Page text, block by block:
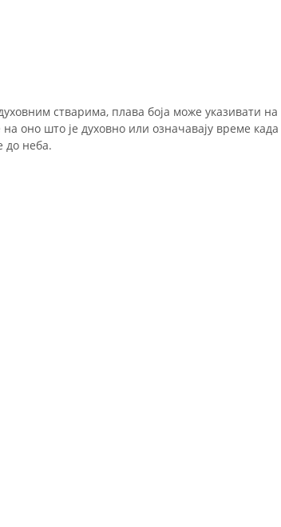
стварима, плава боја може указивати
оно што је духовно или означавају време
до неба.